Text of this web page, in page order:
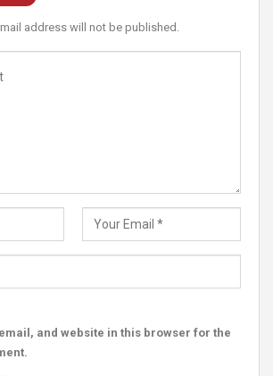
address will not be published.
and website in this browser for the